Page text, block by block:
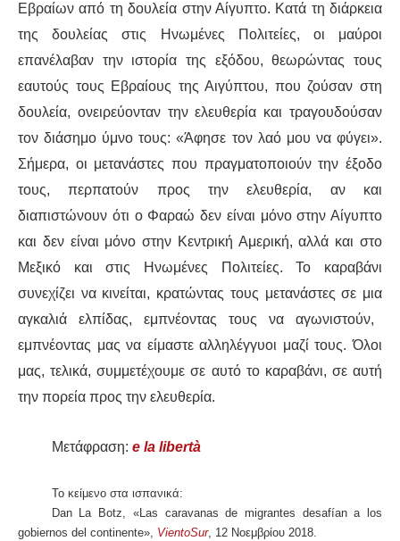
Εβραίων από τη δουλεία στην Αίγυπτο. Κατά τη διάρκεια
της δουλείας στις Ηνωμένες Πολιτείες, οι μαύροι
επανέλαβαν την ιστορία της εξόδου, θεωρώντας τους
εαυτούς τους Εβραίους της Αιγύπτου, που ζούσαν στη
δουλεία, ονειρεύονταντην ελευθερία και τραγουδούσαν
τον διάσημο ύμνο τους: «Άφησε τον λαό μου να φύγει».
Σήμερα, οι μετανάστες που πραγματοποιούντην έξοδο
τους, περπατούν προς την ελευθερία, αν και
διαπιστώνουν ότι ο Φαραώ δεν είναι μόνο στην Αίγυπτο
και δεν είναι μόνο στην Κεντρική Αμερική, αλλά και στο
Μεξικό και στις Ηνωμένες Πολιτείες.Το καραβάνι
συνεχίζει να κινείται, κρατώντας τους μετανάστεςσε μια
αγκαλιά ελπίδας, εμπνέοντας τους να αγωνιστούν,
εμπνέοντας μας να είμαστε αλληλέγγυοι μαζί τους.Όλοι
μας, τελικά,συμμετέχουμε σε αυτό το καραβάνι, σε αυτή
την πορεία προς την ελευθερία.
Μετάφραση: e la libertà
Το κείμενο στα ισπανικά:
Dan La Botz, «Las caravanas de migrantes desafían a los
gobiernos del continente», VientoSur, 12 Νοεμβρίου 2018.